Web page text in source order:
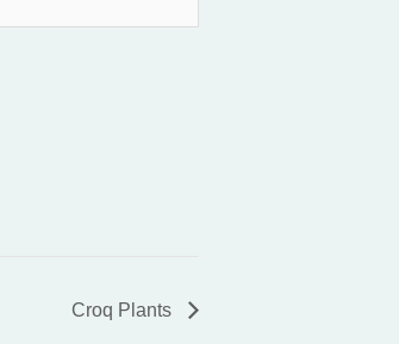
Croq Plants